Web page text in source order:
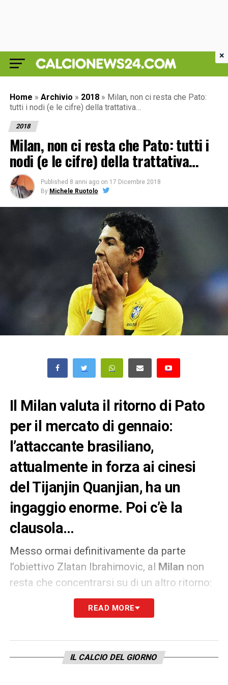
Home » Archivio » 2018 » Milan, non ci resta che Pato:
tutti i nodi (e le cifre) della trattativa…
2018
Milan, non ci resta che Pato: tutti i
nodi (e le cifre) della trattativa…
Published 8 anni ago on 17 Dicembre 2018
By Michele Ruotolo
Il Milan valuta il ritorno di Pato
per il mercato di gennaio:
l’attaccante brasiliano,
attualmente in forza ai cinesi
del Tijanjin Quanjian, ha un
ingaggio enorme. Poi c’è la
clausola…
Messo ormai definitivamente da parte
l’obiettivo Zlatan Ibrahimovic, al Milan non
resta che concentrarsi su di un altro ritorno:
Alexandre Pato. Sarebbe proprio
l’attaccante brasiliano, attualmente in forza
rossoneri per una serie di ragioni non
READ MORE
IL CALCIO DEL GIORNO
×